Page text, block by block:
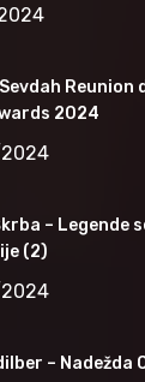
Reunion
2024
– Legende
(2)
– Nadežda